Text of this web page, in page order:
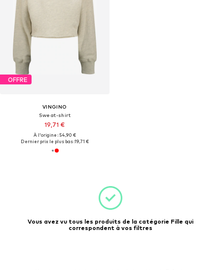
OFFRE
VINGINO
Sweat-shirt
19,71 €
À l'origine : 54,90 €
Dernier prix le plus bas :19,71 €
Vous avez vu tous les produits de la catégorie Fille qui
correspondent à vos filtres